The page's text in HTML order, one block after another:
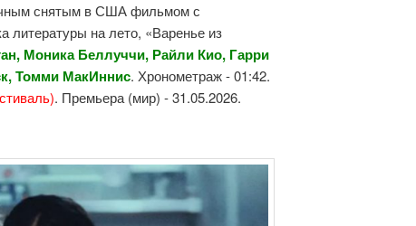
снятым в США фильмом с
литературы на лето, «Варенье из
Моника Беллуччи, Райли Кио, Гарри
Томми МакИннис. Хронометраж - 01:42.
. Премьера (мир) - 31.05.2026.